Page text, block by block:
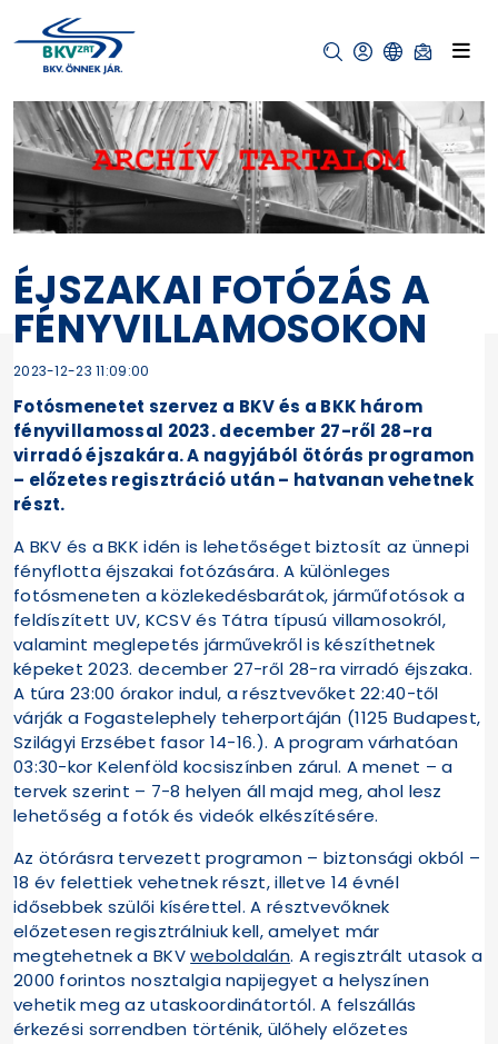
ÉJSZAKAI FOTÓZÁS A
FÉNYVILLAMOSOKON
2023-12-23 11:09:00
Fotósmenetet szervez a BKV és a BKK három
fényvillamossal 2023. december 27-ről 28-ra
virradó éjszakára. A nagyjából ötórás programon
– előzetes regisztráció után – hatvanan vehetnek
részt.
A BKV és a BKK idén is lehetőséget biztosít az ünnepi
fényflotta éjszakai fotózására. A különleges
fotósmeneten a közlekedésbarátok, járműfotósok a
feldíszített UV, KCSV és Tátra típusú villamosokról,
valamint meglepetés járművekről is készíthetnek
képeket 2023. december 27-ről 28-ra virradó éjszaka.
A túra 23:00 órakor indul, a résztvevőket 22:40-től
várják a Fogastelephely teherportáján (1125 Budapest,
Szilágyi Erzsébet fasor 14-16.). A program várhatóan
03:30-kor Kelenföld kocsiszínben zárul. A menet – a
tervek szerint – 7-8 helyen áll majd meg, ahol lesz
lehetőség a fotók és videók elkészítésére.
Az ötórásra tervezett programon – biztonsági okból –
18 év felettiek vehetnek részt, illetve 14 évnél
idősebbek szülői kísérettel. A résztvevőknek
előzetesen regisztrálniuk kell, amelyet már
megtehetnek a BKVweboldalán. A regisztrált utasok a
2000 forintos nosztalgia napijegyet a helyszínen
vehetik meg az utaskoordinátortól. A felszállás
érkezési sorrendben történik, ülőhely előzetes